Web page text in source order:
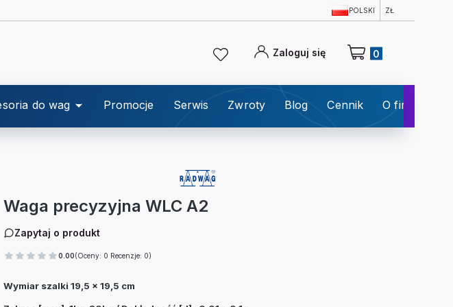
POLSKI ZŁ
Zaloguj się Produkty w koszyku:
do wag Promocje Serwis Zwroty Blog Cennik O firmie
Waga precyzyjna WLC A2
Zapytaj o produkt
0.00(Oceny: 0 Recenzje: 0)
Wymiar szalki 19,5 x 19,5 cm